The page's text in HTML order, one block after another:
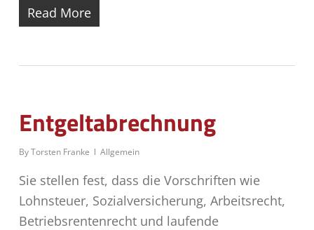
Read More
Entgeltabrechnung
ByTorsten Franke Allgemein
Sie stellen fest, dass die Vorschriften wie
Lohnsteuer, Sozialversicherung, Arbeitsrecht,
Betriebsrentenrecht und laufende